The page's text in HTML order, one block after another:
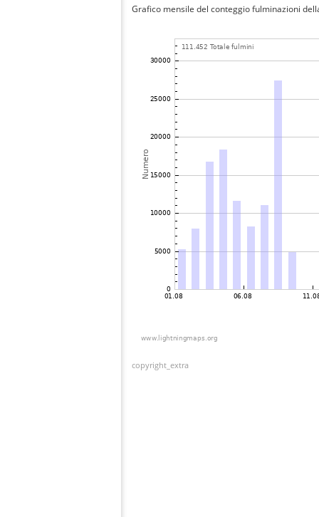
Grafico mensile del conteggio fulminazioni
copyright_extra